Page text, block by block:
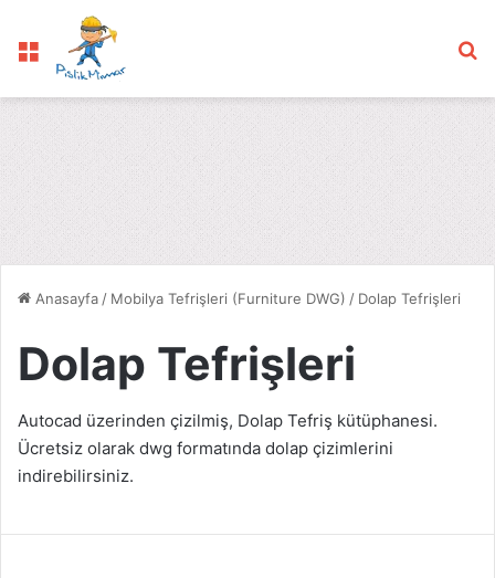
Menü
Anasayfa / Mobilya Tefrişleri (Furniture DWG) / Dolap Tefrişleri
Dolap Tefrişleri
Autocad üzerinden çizilmiş, Dolap Tefriş kütüphanesi.
Ücretsiz olarak dwg formatında dolap çizimlerini
indirebilirsiniz.